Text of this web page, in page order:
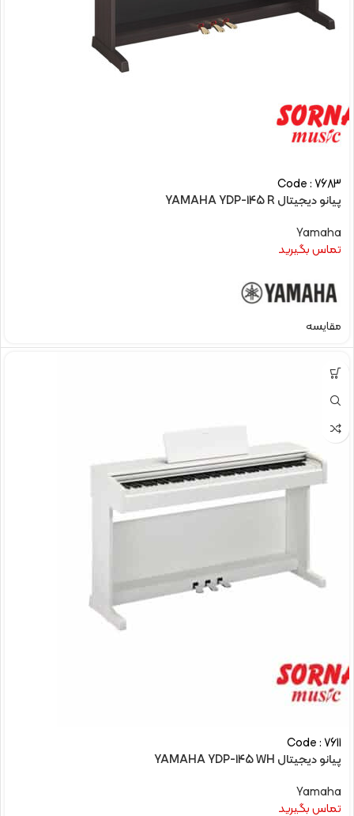
Code : 7683
پیانو دیجیتال YAMAHA YDP-145 R
Yamaha
تماس بگیرید
مقایسه
Code : 7611
پیانو دیجیتال YAMAHA YDP-145 WH
Yamaha
تماس بگیرید